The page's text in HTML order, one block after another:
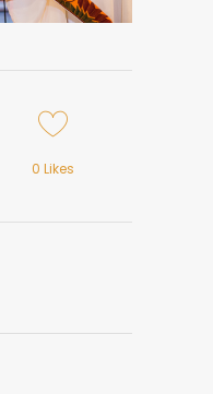
0 Likes